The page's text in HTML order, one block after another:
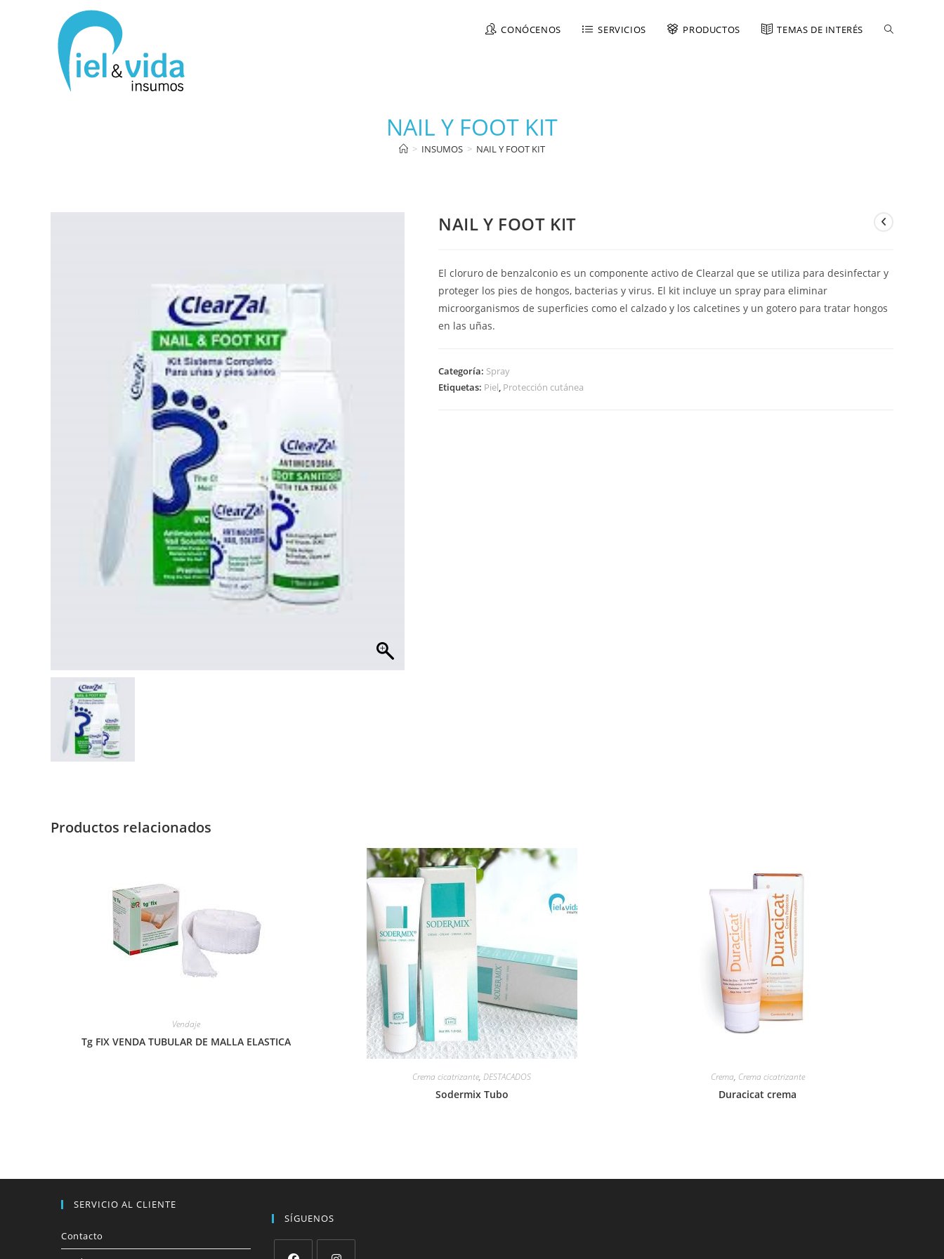
CONÓCENOS SERVICIOS PRODUCTOS TEMAS DE INTERÉS
NAIL Y FOOT KIT
> INSUMOS > NAIL Y FOOT KIT
NAIL Y FOOT KIT
El cloruro de benzalconio es un componente activo de Clearzal que se utiliza para desinfectar y
proteger los pies de hongos, bacterias y virus. El kit incluye un spray para eliminar
microorganismos de superficies como el calzado y los calcetines y un gotero para tratar hongos
en las uñas.
Categoría: Spray
Etiquetas: Piel, Protección cutánea
Productos relacionados
Vendaje
Tg FIX VENDA TUBULAR DE MALLA ELASTICA
Crema cicatrizante,DESTACADOS
Sodermix Tubo
Crema, Crema cicatrizante
Duracicat crema
SERVICIO AL CLIENTE
Contacto
SÍGUENOS